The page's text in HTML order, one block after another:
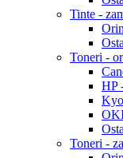
Tinte -
Toneri -
HP
Toneri -